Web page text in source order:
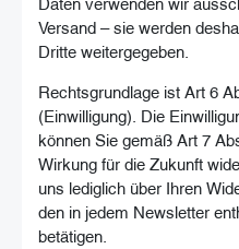
Daten verwenden wir
Versand – sie werden
Dritte weitergegeben.
Rechtsgrundlage ist Art 6
(Einwilligung). Die
können Sie gemäß Art 7
Wirkung für die Zukunft
uns lediglich über Ihren
den in jedem Newsletter
betätigen.